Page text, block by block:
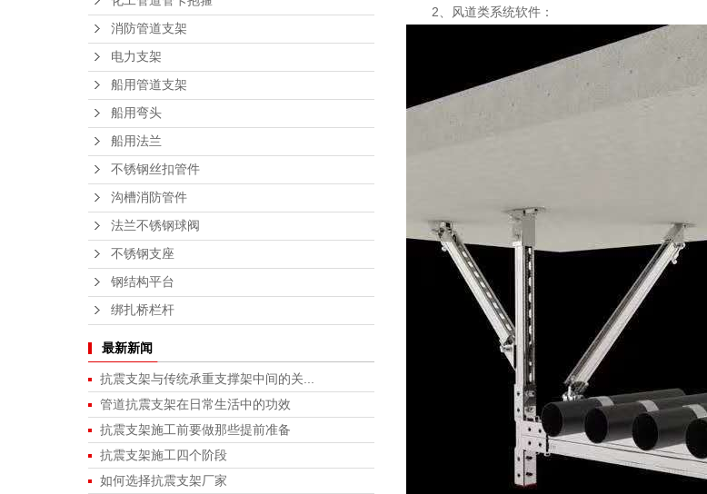
消防管道支架
电力支架
船用管道支架
船用弯头
船用法兰
不锈钢丝扣管件
沟槽消防管件
法兰不锈钢球阀
不锈钢支座
钢结构平台
绑扎桥栏杆
最新新闻
抗震支架与传统承重支撑架中间的关...
管道抗震支架在日常生活中的功效
抗震支架施工前要做那些提前准备
抗震支架施工四个阶段
如何选择抗震支架厂家
2、风道类系统软件：